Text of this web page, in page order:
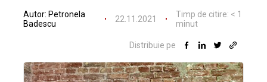
Autor: Petronela
Badescu
22.11.2021 Timp de citire: < 1
minut
Distribuie pe